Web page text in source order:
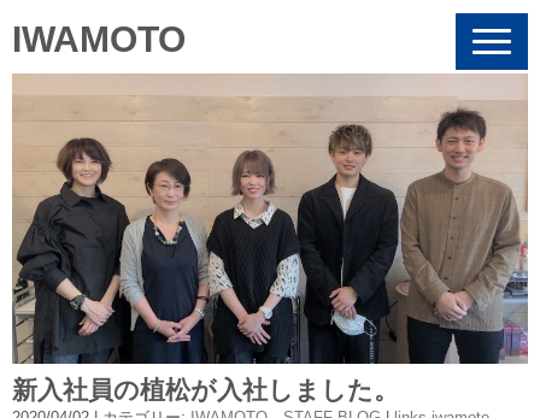
N
t
o
n
IWAMOTO
新入社員の植松が入社しました。